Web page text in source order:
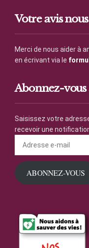
Votre avis
Merci de nous aider à
en écrivant via le
Abonnez-vous
Saisissez votre
recevoir une
mail
ABONNEZ-VOUS